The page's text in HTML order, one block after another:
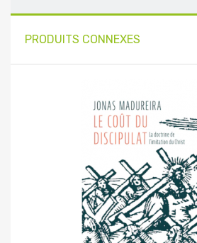
PRODUITS CONNEXES